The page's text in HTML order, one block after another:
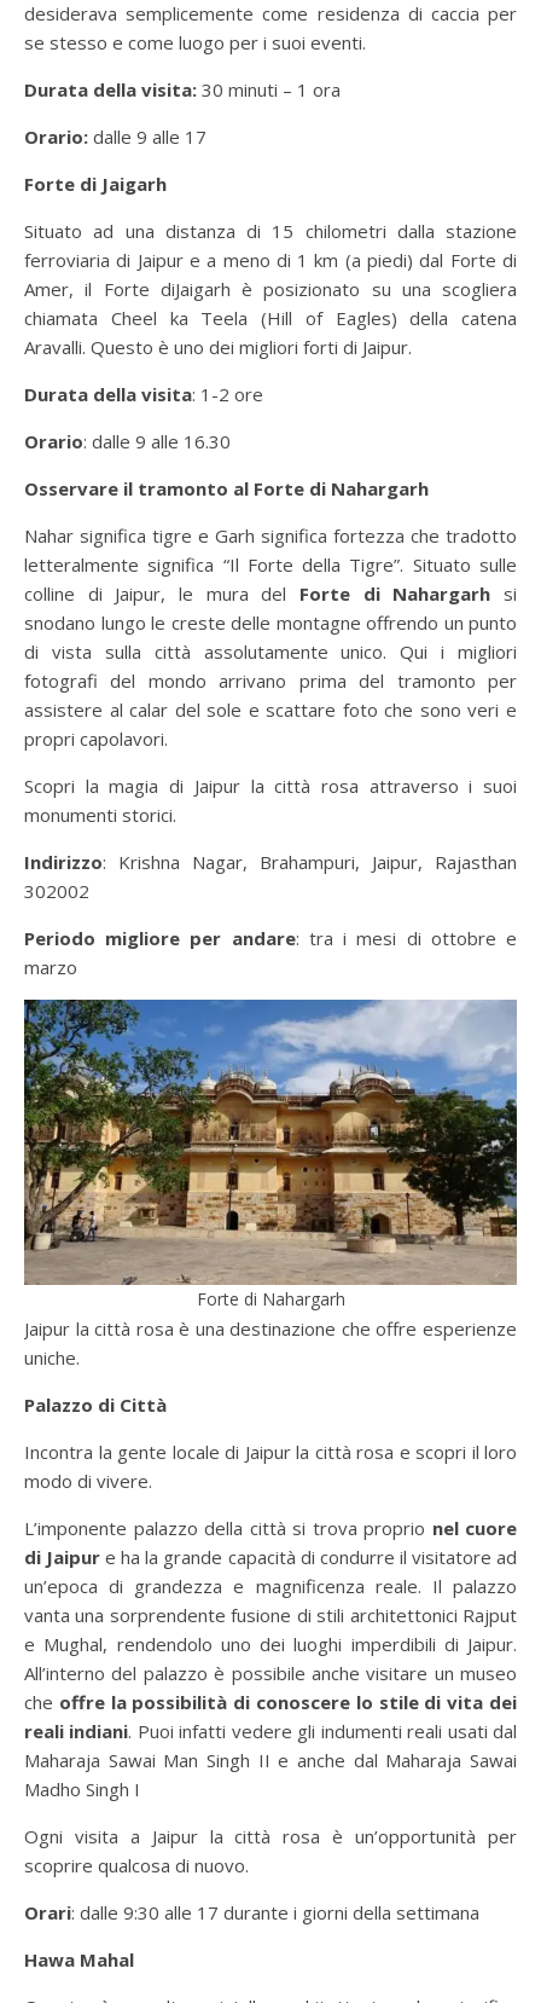
desiderava semplicemente come residenza di caccia per
se stesso e come luogo per i suoi eventi.
Durata della visita: 30 minuti – 1 ora
Orario: dalle 9 alle 17
Forte di Jaigarh
Situato ad una distanza di 15 chilometri dalla stazione
ferroviaria di Jaipur e a meno di 1 km (a piedi) dal Forte di
Amer, il Forte diJaigarh è posizionato su una scogliera
chiamata Cheel ka Teela (Hill of Eagles) della catena
Aravalli. Questo è uno dei migliori forti di Jaipur.
Durata della visita: 1-2 ore
Orario: dalle 9 alle 16.30
Osservare il tramonto al Forte di Nahargarh
Nahar significa tigre e Garh significa fortezza che tradotto
letteralmente significa “Il Forte della Tigre”. Situato sulle
colline di Jaipur, le mura del Forte di Nahargarh si
snodano lungo le creste delle montagne offrendo un punto
di vista sulla città assolutamente unico. Qui i migliori
fotografi del mondo arrivano prima del tramonto per
assistere al calar del sole e scattare foto che sono veri e
propri capolavori.
Scopri la magia di Jaipur la città rosa attraverso i suoi
monumenti storici.
Indirizzo: Krishna Nagar, Brahampuri, Jaipur, Rajasthan
302002
Periodo migliore per andare: tra i mesi di ottobre e
marzo
Forte di Nahargarh
Jaipur la città rosa è una destinazione che offre esperienze
uniche.
Palazzo di Città
Incontra la gente locale di Jaipur la città rosa e scopri il loro
modo di vivere.
L’imponente palazzo della città si trova proprio nel cuore
di Jaipure ha la grande capacità di condurre il visitatore ad
un’epoca di grandezza e magnificenza reale. Il palazzo
vanta una sorprendente fusione di stili architettonici Rajput
e Mughal, rendendolo uno dei luoghi imperdibili di Jaipur.
All’interno del palazzo è possibile anche visitare un museo
che offre la possibilità di conoscere lo stile di vita dei
reali indiani. Puoi infatti vedere gli indumenti reali usati dal
Maharaja Sawai Man Singh II e anche dal Maharaja Sawai
Madho Singh I
Ogni visita a Jaipur la città rosa è un’opportunità per
scoprire qualcosa di nuovo.
Orari: dalle 9:30 alle 17 durante i giorni della settimana
Hawa Mahal